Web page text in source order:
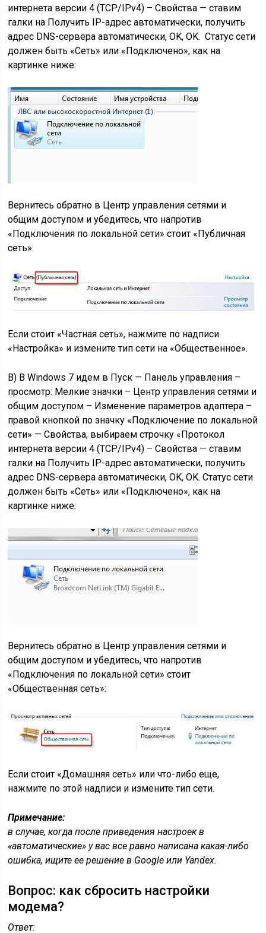
интернета версии 4 (TCP/IPv4) – Свойства — ставим
галки на Получить IP-адрес автоматически, получить
адрес DNS-сервера автоматически, OK, OK. Статус сети
должен быть «Сеть» или «Подключено», как на
картинке ниже:
Вернитесь обратно в Центр управления сетями и
общим доступом и убедитесь, что напротив
«Подключения по локальной сети» стоит «Публичная
сеть»:
Если стоит «Частная сеть», нажмите по надписи
«Настройка» и измените тип сети на «Общественное».
В) В Windows 7 идем в Пуск — Панель управления –
просмотр: Мелкие значки – Центр управления сетями и
общим доступом – Изменение параметров адаптера –
правой кнопкой по значку «Подключение по локальной
сети» — Свойства, выбираем строчку «Протокол
интернета версии 4 (TCP/IPv4) – Свойства — ставим
галки на Получить IP-адрес автоматически, получить
адрес DNS-сервера автоматически, OK, OK. Статус сети
должен быть «Сеть» или «Подключено», как на
картинке ниже:
Вернитесь обратно в Центр управления сетями и
общим доступом и убедитесь, что напротив
«Подключения по локальной сети» стоит
«Общественная сеть»:
Если стоит «Домашняя сеть» или что-либо еще,
нажмите по этой надписи и измените тип сети.
Примечание:
в случае, когда после приведения настроек в
«автоматические» у вас все равно написана какая-либо
ошибка, ищите ее решение в Google или Yandex.
Вопрос: как сбросить настройки
модема?
Ответ: